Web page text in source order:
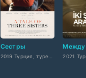
Сестры